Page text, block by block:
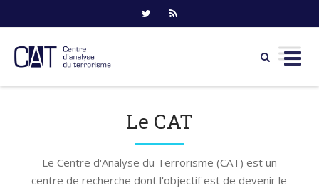
Le CAT
Le Centre d'Analyse du Terrorisme (CAT) est un
centre de recherche dont l'objectif est de devenir le